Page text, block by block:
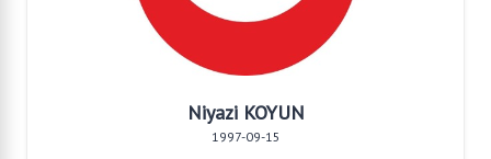
Niyazi KOYUN
1997-09-15